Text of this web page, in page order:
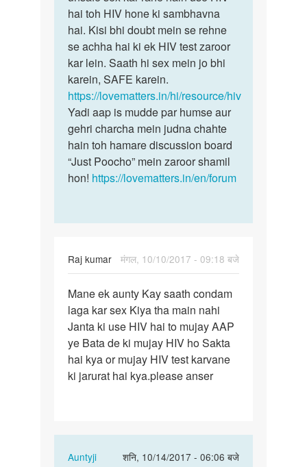
seven
month
pehle
sex…
by
अज्ञात
jis
viykati
ke…
hai toh HIV hone ki sambhavna
hai. Kisi bhi doubt mein se rehne
se achha hai ki ek HIV test zaroor
kar lein. Saath hi sex mein jo bhi
karein, SAFE karein.
https://lovematters.in/hi/resource/hiv
Yadi aap is mudde par humse aur
gehri charcha mein judna chahte
hain toh hamare discussion board
“Just Poocho” mein zaroor shamil
hon! https://lovematters.in/en/forum
Raj kumar
मंगल, 10/10/2017 - 09:18 बजे
Mane
ek
aunty
Kay
saath…
Mane ek aunty Kay saath condam
laga kar sex Kiya tha main nahi
Janta ki use HIV hai to mujay AAP
ye Bata de ki mujay HIV ho Sakta
hai kya or mujay HIV test karvane
ki jarurat hai kya.please anser
Auntyji
शनि, 10/14/2017 - 06:06 बजे
In